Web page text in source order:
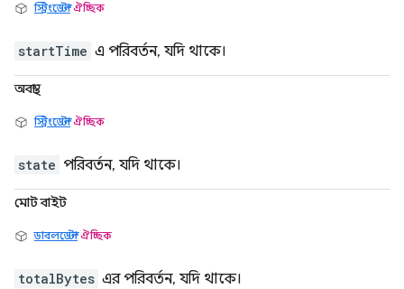
স্ট্রিংডেল্টা ঐচ্ছিক
startTime এ পরিবর্তন, যদি থাকে।
অবস্থা
স্ট্রিংডেল্টা ঐচ্ছিক
state পরিবর্তন, যদি থাকে।
মোট বাইট
ডাবলডেল্টা ঐচ্ছিক
totalBytes এর পরিবর্তন, যদি থাকে।